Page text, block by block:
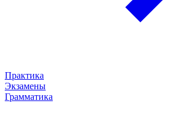
Практика
Экзамены
Грамматика